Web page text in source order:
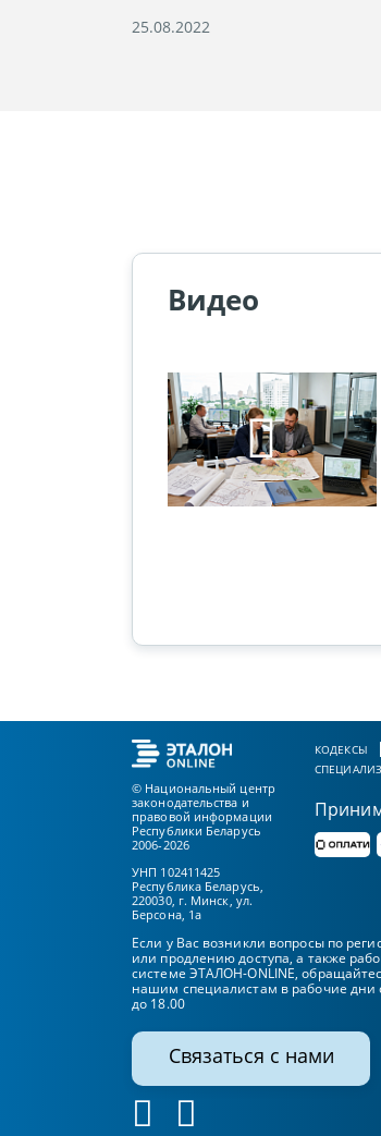
25.08.2022
Видео
© Национальный центр
законодательства и
правовой информации
Республики Беларусь
2006-2026
УНП 102411425
Республика Беларусь,
220030, г. Минск, ул.
Берсона, 1а
КОДЕКСЫ
Если у Вас возникли вопросы по
или продлению доступа, а также
системе ЭТАЛОН-ONLINE,
нашим специалистам в рабочие дни
до 18.00
Связаться с нами